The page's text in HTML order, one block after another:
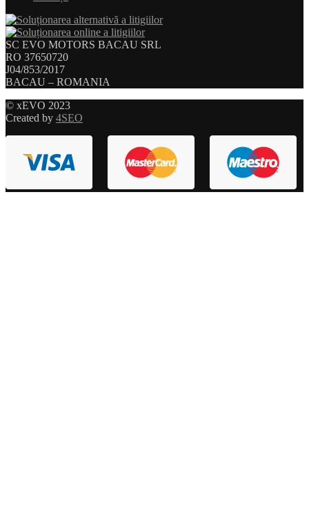
SC EVO MOTORS BACAU SRL
RO 37650720
J04/853/2017
BACAU – ROMANIA
© xEVO 2023
Created by 4SEO